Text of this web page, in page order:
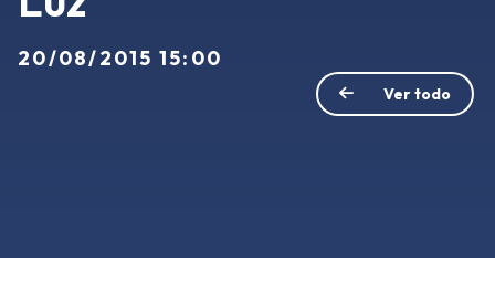
20/08/2015 15:00
Ver todo